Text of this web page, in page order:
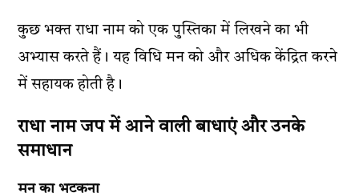
कुछ भक्त राधा नाम को एक पुस्तिका में लिखने का भी
अभ्यास करते हैं। यह विधि मन को और अधिक केंद्रित करने
में सहायक होती है।
राधा नाम जप में आने वाली बाधाएं और उनके
समाधान
मन का भटकना